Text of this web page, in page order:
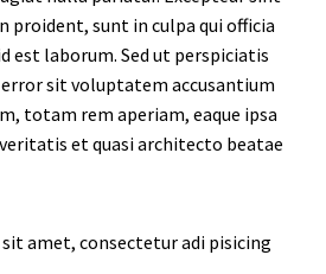
proident, sunt in culpa qui officia
est laborum. Sed ut perspiciatis
sit voluptatem accusantium
totam rem aperiam, eaque ipsa
et quasi architecto beatae
amet, consectetur adi pisicing